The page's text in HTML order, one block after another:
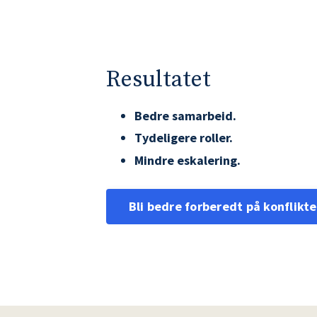
Resultatet
Bedre samarbeid.
Tydeligere roller.
Mindre eskalering.
Bli bedre forberedt på